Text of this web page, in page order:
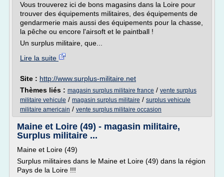
Vous trouverez ici de bons magasins dans la Loire pour
trouver des équipements militaires, des équipements de
gendarmerie mais aussi des équipements pour la chasse,
la pêche ou encore l'airsoft et le paintball !
Un surplus militaire, que...
Lire la suite
Site : http://www.surplus-militaire.net
Thèmes liés : magasin surplus militaire france / vente surplus
militaire vehicule / magasin surplus militaire / surplus vehicule
militaire americain / vente surplus militaire occasion
Maine et Loire (49) - magasin militaire,
Surplus militaire ...
Maine et Loire (49)
Surplus militaires dans le Maine et Loire (49) dans la région
Pays de la Loire !!!